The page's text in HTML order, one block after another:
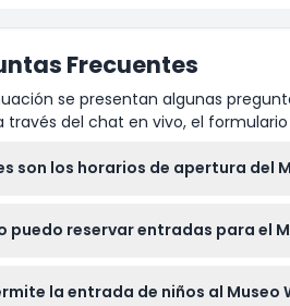
Frecuentes
se presentan algunas
través del chat en vivo, el
son los horarios de apertura del
de la reserva).
puedo reservar entradas para el
de visitantes durante el proceso de
la entrada de niños al